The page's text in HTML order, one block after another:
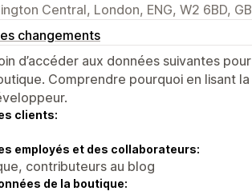
Central, London, ENG, W2 6BD, GB
changements
d’accéder aux données suivantes pour
Comprendre pourquoi en lisant la
clients:
employés et des collaborateurs:
contributeurs au blog
de la boutique: